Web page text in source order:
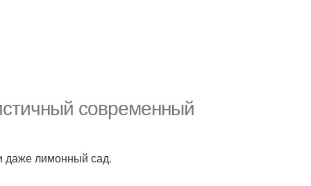
современный
даже лимонный сад.